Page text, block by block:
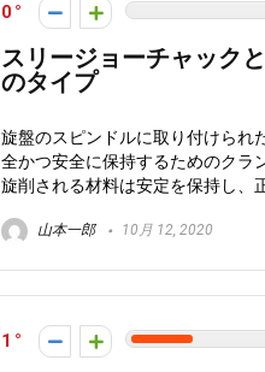
0
スリージョーチャック
のタイプ
旋盤のスピンドルに取り付けられ
全かつ安全に保持するためのクラ
旋削される材料は安定を保持し、
山本一郎 10月 12, 2020
1